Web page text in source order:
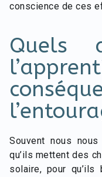
conscience de ces
Quels
Souvent nous
qu’ils mettent des
solaire, pour qu’ils